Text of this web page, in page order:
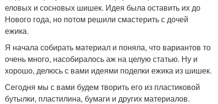
еловых и сосновых шишек. Идея была оставить их до
Нового года, но потом решили смастерить с дочей
ежика.
Я начала собирать материал и поняла, что вариантов то
очень много, насобиралось аж на целую статью. Ну и
хорошо, делюсь с вами идеями поделки ежика из шишек.
Сегодня мы с вами будем творить его из пластиковой
бутылки, пластилина, бумаги и других материалов.